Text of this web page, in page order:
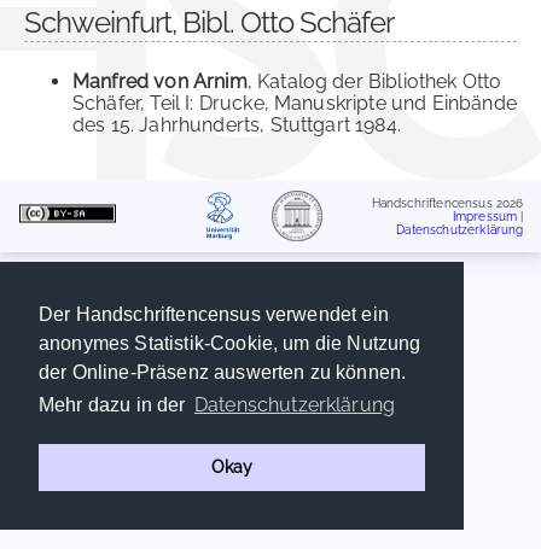
Der Handschriftencensus verwendet ein
anonymes Statistik-Cookie, um die Nutzung
der Online-Präsenz auswerten zu können.
Mehr dazu in der Datenschutzerklärung
Okay
Schweinfurt, Bibl. Otto Schäfer
Manfred von Arnim, Katalog der Bibliothek Otto
Schäfer, Teil I: Drucke, Manuskripte und Einbände
des 15. Jahrhunderts, Stuttgart 1984.
Handschriftencensus 2026
Impressum
Datenschutzerklärung